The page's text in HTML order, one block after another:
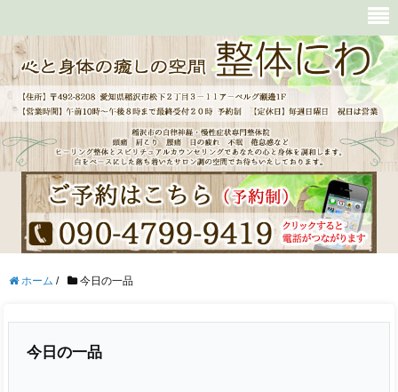
ホーム / 今日の一品
今日の一品